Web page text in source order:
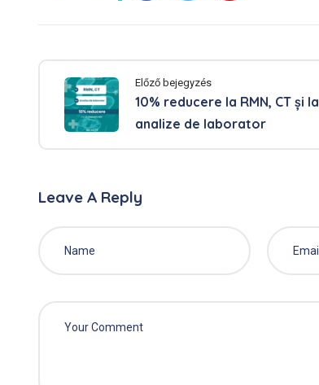
Előző bejegyzés
10% reducere la RMN, CT și la
analize de laborator
Leave A Reply